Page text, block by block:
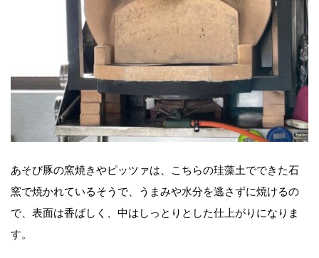
あそび豚の窯焼きやピッツァは、こちらの珪藻土でできた石
窯で焼かれているそうで、うまみや水分を逃さずに焼けるの
で、表面は香ばしく、中はしっとりとした仕上がりになりま
す。